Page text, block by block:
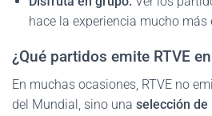
hace la experiencia mucho más
¿Qué partidos emite RTVE
En muchas ocasiones, RTVE no
del Mundial, sino una selección